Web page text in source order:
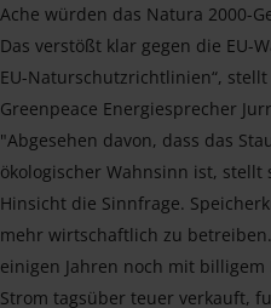
Ache würden das Natura 2000-
Das verstößt klar gegen die EU-
EU-Naturschutzrichtlinien“,
Greenpeace Energiesprecher
"Abgesehen davon, dass das
ökologischer Wahnsinn ist,
Hinsicht die Sinnfrage.
mehr wirtschaftlich zu
einigen Jahren noch mit
Strom tagsüber teuer verkauft,